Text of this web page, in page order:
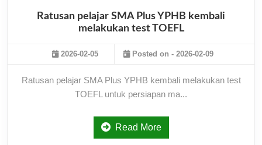
Ratusan pelajar SMA Plus YPHB kembali
melakukan test TOEFL
2026-02-05 Posted on - 2026-02-09
Ratusan pelajar SMA Plus YPHB kembali melakukan test
TOEFL untuk persiapan ma...
Read More